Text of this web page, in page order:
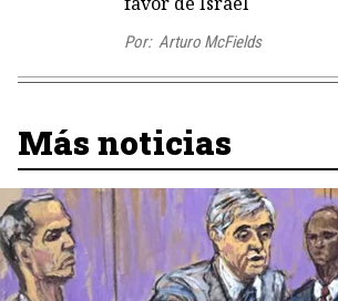
Por: Arturo McFields
Más noticias